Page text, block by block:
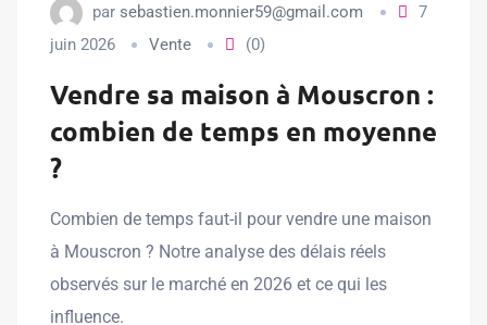
par sebastien.monnier59@gmail.com
7
juin 2026
Vente (0)
Vendre sa maison à Mouscron :
combien de temps en moyenne
?
Combien de temps faut-il pour vendre une maison
à Mouscron ? Notre analyse des délais réels
observés sur le marché en 2026 et ce qui les
influence.